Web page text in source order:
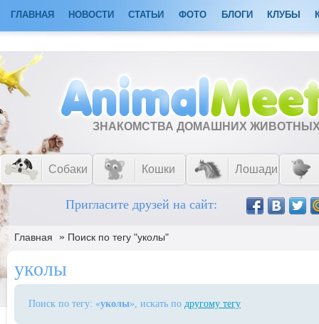
ГЛАВНАЯ НОВОСТИ СТАТЬИ ФОТО БЛОГИ КЛУБЫ
ЗНАКОМСТВА ДОМАШНИХ
Собаки Кошки Лошади
Пригласите друзей на сайт:
Главная » Поиск по тегу "уколы"
уколы
Поиск по тегу: «уколы», искать по другому тегу